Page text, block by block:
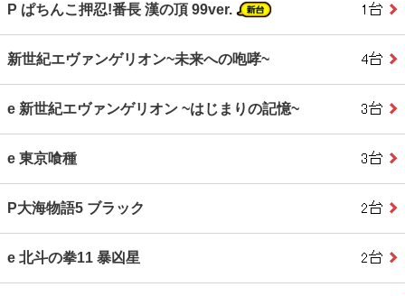
P ぱちんこ押忍!番長 漢の頂 99ver.
新世紀エヴァンゲリオン~未来への咆哮~
e 新世紀エヴァンゲリオン ~はじまりの記憶~
e 東京喰種
P大海物語5 ブラック
e 北斗の拳11 暴凶星